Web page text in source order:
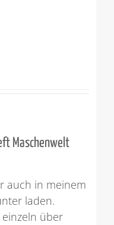
Maschenwelt
auch in meinem
laden.
über